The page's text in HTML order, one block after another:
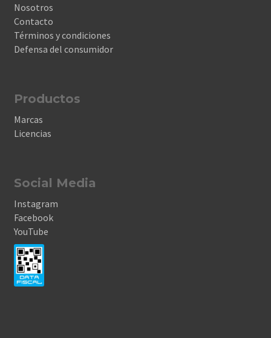
Nosotros
Contacto
Términos y condiciones
Defensa del consumidor
Productos
Marcas
Licencias
Social Media
Instagram
Facebook
YouTube